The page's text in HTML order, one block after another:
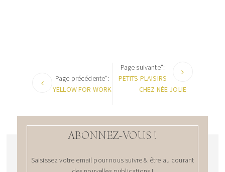
Page précédente":
YELLOW FOR WORK
Page suivante":
PETITS PLAISIRS
CHEZ NÉE JOLIE
ABONNEZ-VOUS !
Saisissez votre email pour nous suivre & être au courant